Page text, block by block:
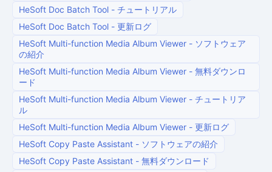
HeSoft Doc Batch Tool - チュートリアル
HeSoft Doc Batch Tool - 更新ログ
HeSoft Multi-function Media Album Viewer - ソフトウェア
の紹介
HeSoft Multi-function Media Album Viewer - 無料ダウンロ
ード
HeSoft Multi-function Media Album Viewer - チュートリア
ル
HeSoft Multi-function Media Album Viewer - 更新ログ
HeSoft Copy Paste Assistant - ソフトウェアの紹介
HeSoft Copy Paste Assistant - 無料ダウンロード